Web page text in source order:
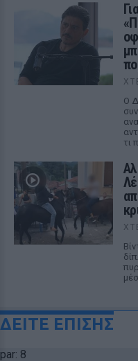
Ο
τι
ΔΕΙΤΕ ΕΠΙΣΗΣ
par: 8